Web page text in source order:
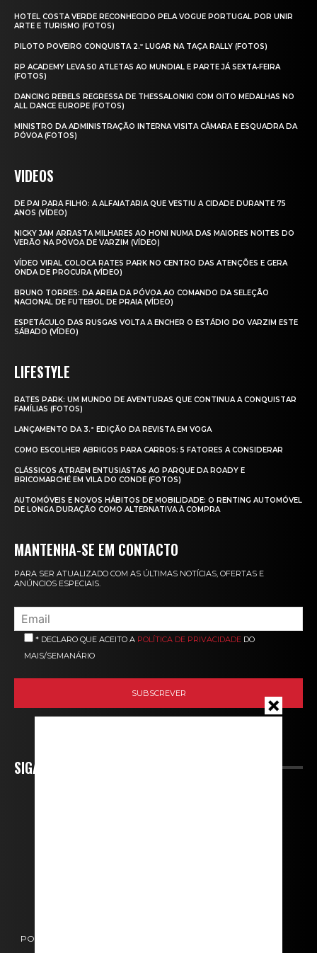
HOTEL COSTA VERDE RECONHECIDO PELA VOGUE PORTUGAL POR UNIR
ARTE E TURISMO (FOTOS)
PILOTO POVEIRO CONQUISTA 2.º LUGAR NA TAÇA RALLY (FOTOS)
RP ACADEMY LEVA 50 ATLETAS AO MUNDIAL E PARTE JÁ SEXTA‑FEIRA
(FOTOS)
DANCING REBELS REGRESSA DE THESSALONIKI COM OITO MEDALHAS NO
ALL DANCE EUROPE (FOTOS)
MINISTRO DA ADMINISTRAÇÃO INTERNA VISITA CÂMARA E ESQUADRA DA
PÓVOA (FOTOS)
VIDEOS
DE PAI PARA FILHO: A ALFAIATARIA QUE VESTIU A CIDADE DURANTE 75
ANOS (VÍDEO)
NICKY JAM ARRASTA MILHARES AO HONI NUMA DAS MAIORES NOITES DO
VERÃO NA PÓVOA DE VARZIM (VÍDEO)
VÍDEO VIRAL COLOCA RATES PARK NO CENTRO DAS ATENÇÕES E GERA
ONDA DE PROCURA (VÍDEO)
BRUNO TORRES: DA AREIA DA PÓVOA AO COMANDO DA SELEÇÃO
NACIONAL DE FUTEBOL DE PRAIA (VÍDEO)
ESPETÁCULO DAS RUSGAS VOLTA A ENCHER O ESTÁDIO DO VARZIM ESTE
SÁBADO (VÍDEO)
LIFESTYLE
RATES PARK: UM MUNDO DE AVENTURAS QUE CONTINUA A CONQUISTAR
FAMÍLIAS (FOTOS)
LANÇAMENTO DA 3.ª EDIÇÃO DA REVISTA EM VOGA
COMO ESCOLHER ABRIGOS PARA CARROS: 5 FATORES A CONSIDERAR
CLÁSSICOS ATRAEM ENTUSIASTAS AO PARQUE DA ROADY E
BRICOMARCHÉ EM VILA DO CONDE (FOTOS)
AUTOMÓVEIS E NOVOS HÁBITOS DE MOBILIDADE: O RENTING AUTOMÓVEL
DE LONGA DURAÇÃO COMO ALTERNATIVA À COMPRA
MANTENHA-SE EM CONTACTO
PARA SER ATUALIZADO COM AS ÚLTIMAS NOTÍCIAS, OFERTAS E
ANÚNCIOS ESPECIAIS.
* DECLARO QUE ACEITO A POLÍTICA DE PRIVACIDADE DO
MAIS/SEMANÁRIO
SIGA-NOS
POLÍTICA DE COOKIES